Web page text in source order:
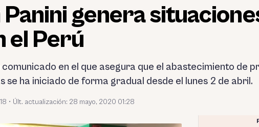
genera
el Perú
en el que asegura que el abastecimiento de
se ha iniciado de forma gradual desde el lunes 2 de abril.
• Últ. actualización: 28 mayo, 2020 01:28